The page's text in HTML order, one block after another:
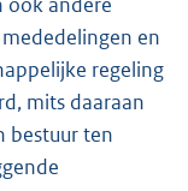
en
regeling
mits daaraan
bestuur ten